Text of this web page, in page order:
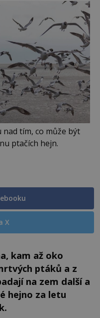
nad tím, co může být
ptačích hejn.
X
kam až oko
ptáků a z
na zem další a
hejno za letu